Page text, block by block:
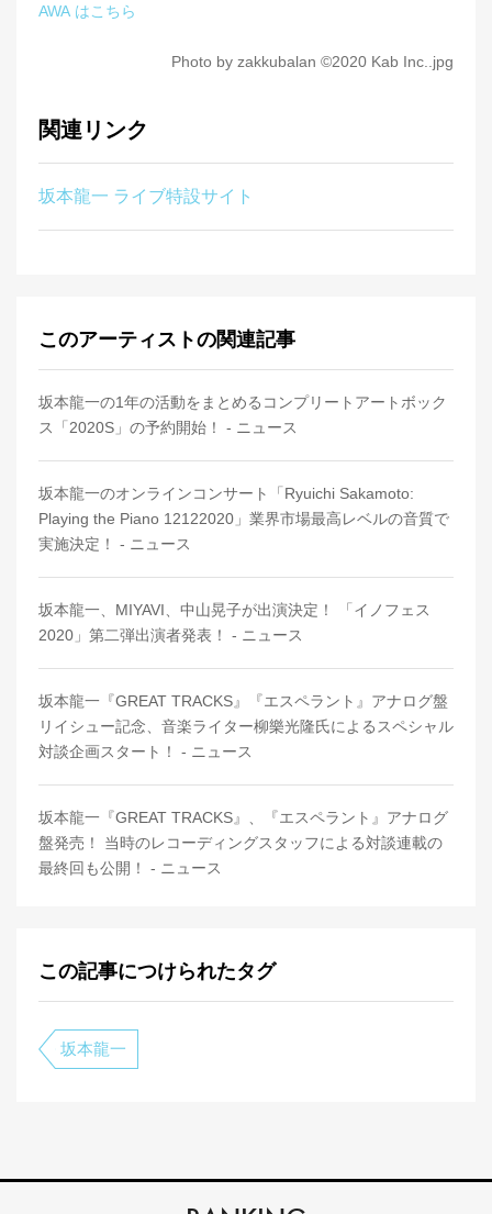
AWA はこちら
Photo by zakkubalan ©2020 Kab Inc..jpg
関連リンク
坂本龍一 ライブ特設サイト
このアーティストの関連記事
坂本龍一の1年の活動をまとめるコンプリートアートボック
ス「2020S」の予約開始！ - ニュース
坂本龍一のオンラインコンサート「Ryuichi Sakamoto:
Playing the Piano 12122020」業界市場最高レベルの音質で
実施決定！ - ニュース
坂本龍一、MIYAVI、中山晃子が出演決定！ 「イノフェス
2020」第二弾出演者発表！ - ニュース
坂本龍一『GREAT TRACKS』『エスペラント』アナログ盤
リイシュー記念、音楽ライター柳樂光隆氏によるスペシャル
対談企画スタート！ - ニュース
坂本龍一『GREAT TRACKS』、『エスペラント』アナログ
盤発売！ 当時のレコーディングスタッフによる対談連載の
最終回も公開！ - ニュース
この記事につけられたタグ
坂本龍一